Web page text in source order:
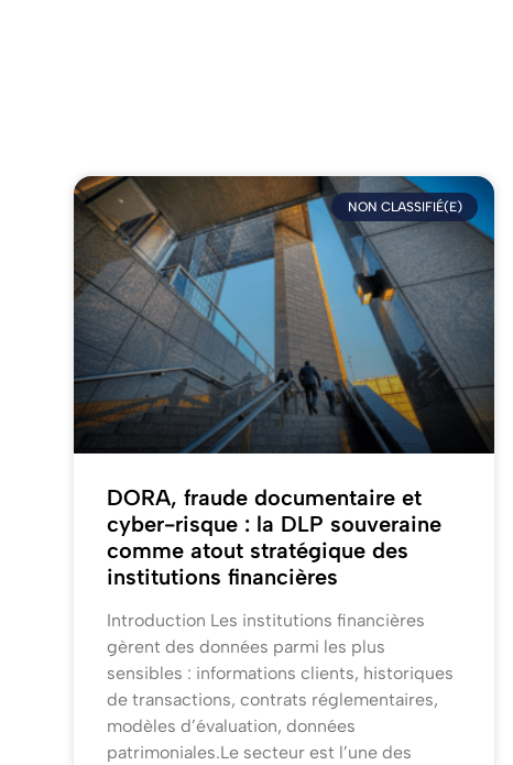
NON CLASSIFIÉ(E)
DORA, fraude documentaire et
cyber-risque : la DLP souveraine
comme atout stratégique des
institutions financières
Introduction Les institutions financières
gèrent des données parmi les plus
sensibles : informations clients, historiques
de transactions, contrats réglementaires,
modèles d’évaluation, données
patrimoniales.Le secteur est l’une des